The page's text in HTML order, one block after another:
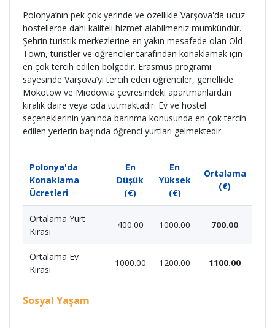
Polonya’nın pek çok yerinde ve özellikle Varşova'da ucuz
hostellerde dahi kaliteli hizmet alabilmeniz mümkündür.
Şehrin turistik merkezlerine en yakın mesafede olan Old
Town, turistler ve öğrenciler tarafından konaklamak için
en çok tercih edilen bölgedir. Erasmus programı
sayesinde Varşova’yı tercih eden öğrenciler, genellikle
Mokotow ve Miodowia çevresindeki apartmanlardan
kiralık daire veya oda tutmaktadır. Ev ve hostel
seçeneklerinin yanında barınma konusunda en çok tercih
edilen yerlerin başında öğrenci yurtları gelmektedir.
Polonya'da
Konaklama
Ücretleri
En
Düşük
(€)
En
Yüksek
(€)
Ortalama
(€)
Ortalama Yurt
Kirası
400.00 1000.00 700.00
Ortalama Ev
Kirası
1000.00 1200.00 1100.00
Sosyal Yaşam